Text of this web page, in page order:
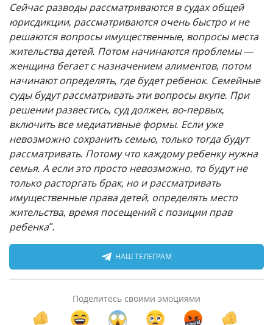
Сейчас разводы рассматриваются в судах общей
юрисдикции, рассматриваются очень быстро и не
решаются вопросы имущественные, вопросы места
жительства детей. Потом начинаются проблемы —
женщина бегает с назначением алиментов, потом
начинают определять, где будет ребенок. Семейные
суды будут рассматривать эти вопросы вкупе. При
решении развестись, суд должен, во-первых,
включить все медиативные формы. Если уже
невозможно сохранить семью, только тогда будут
рассматривать. Потому что каждому ребенку нужна
семья. А если это просто невозможно, то будут не
только расторгать брак, но и рассматривать
имущественные права детей, определять место
жительства, время посещений с позиции прав
ребенка".
НАШ ТЕЛЕГРАМ
Поделитесь своими эмоциями